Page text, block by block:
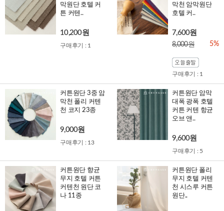
막원단 호텔 커
튼 커텐..
10,200원
구매후기 : 1
막천 암막원단
호텔 커..
7,600원
8,000원 5%
구매후기 : 1
커튼원단 3중 암
막천 폴리 커텐
천 코지 23종
9,000원
구매후기 : 13
커튼원단 암막
대폭 광폭 호텔
커튼 커텐 항균
오브 앤..
9,600원
구매후기 : 5
커튼원단 향균
무지 호텔 커튼
커텐천 원단 코
나 11종
커튼원단 폴리
무지 호텔 커텐
천 시스루 커튼
원단..